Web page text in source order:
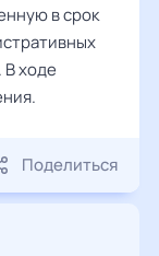
в срок
ходе
Поделиться